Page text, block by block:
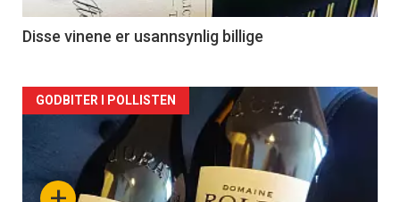
2
Disse vinene er usannsynlig billige
Forsiden
akkurat
nå
GODBITER I POLLISTEN